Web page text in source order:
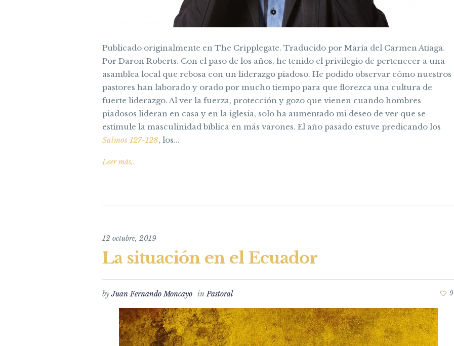
Publicado originalmente en The Cripplegate. Traducido por María del Carmen Atiaga.
Por Daron Roberts. Con el paso de los años, he tenido el privilegio de pertenecer a una
asamblea local que rebosa con un liderazgo piadoso. He podido observar cómo nuestros
pastores han laborado y orado por mucho tiempo para que florezca una cultura de
fuerte liderazgo. Al ver la fuerza, protección y gozo que vienen cuando hombres
piadosos lideran en casa y en la iglesia, solo ha aumentado mi deseo de ver que se
estimule la masculinidad bíblica en más varones. El año pasado estuve predicando los
Salmos 127-128, los...
Leer más..
12 octubre, 2019
La situación en el Ecuador
byJuan Fernando Moncayo inPastoral 9